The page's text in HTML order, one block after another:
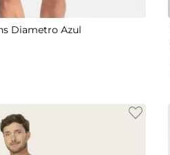
Diametro Azul